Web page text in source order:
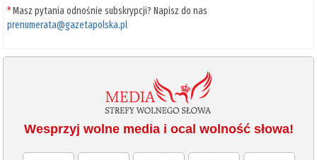
*Masz pytania odnośnie subskrypcji? Napisz do nas
prenumerata@gazetapolska.pl
Wesprzyj wolne media i ocal wolność słowa!